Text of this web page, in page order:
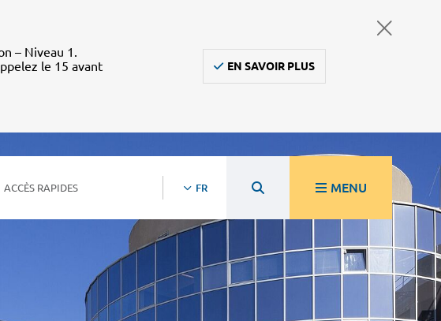
– Niveau 1.
le 15 avant
EN SAVOIR PLUS
ACCÈS RAPIDES FR MENU